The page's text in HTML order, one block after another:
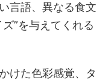
言語、異なる食文
”を与えてくれる
けた色彩感覚、タ